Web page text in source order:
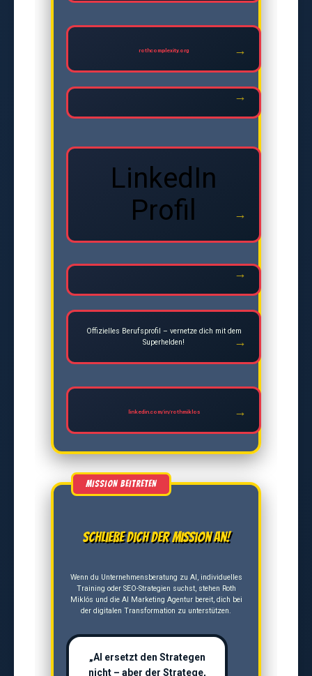
rothcomplexity.org
LinkedIn
Profil
Offizielles Berufsprofil – vernetze dich mit dem
Superhelden!
linkedin.com/in/rothmiklos
Schließe dich der Mission an!
Wenn du Unternehmensberatung zu AI, individuelles
Training oder SEO-Strategien suchst, stehen Roth
Miklós und die AI Marketing Agentur bereit, dich bei
der digitalen Transformation zu unterstützen.
„AI ersetzt den Strategen
nicht – aber der Stratege,